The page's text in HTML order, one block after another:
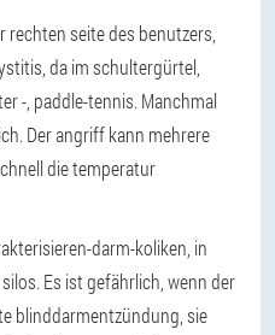
seite des benutzers,
da im schultergürtel,
-, paddle-tennis. Manchmal
Der angriff kann mehrere
die temperatur
darm-koliken, in
Es ist gefährlich, wenn der
blinddarmentzündung, sie